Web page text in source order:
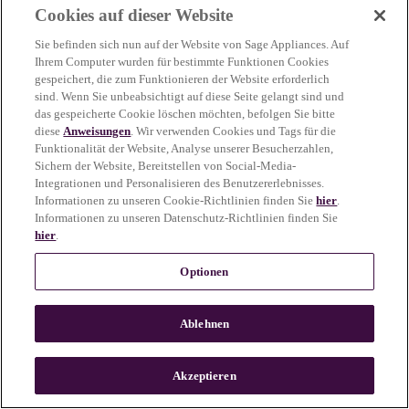
more information)
n
Cookies auf dieser Website
Sie befinden sich nun auf der Website von Sage Appliances. Auf
Ihrem Computer wurden für bestimmte Funktionen Cookies
gespeichert, die zum Funktionieren der Website erforderlich
sind. Wenn Sie unbeabsichtigt auf diese Seite gelangt sind und
das gespeicherte Cookie löschen möchten, befolgen Sie bitte
dieseAnweisungen. Wir verwenden Cookies und Tags für die
Funktionalität der Website, Analyse unserer Besucherzahlen,
Sichern der Website, Bereitstellen von Social-Media-
Integrationen und Personalisieren des Benutzererlebnisses.
Informationen zu unseren Cookie-Richtlinien finden Siehier.
Informationen zu unseren Datenschutz-Richtlinien finden Sie
hier.
Optionen
Ablehnen
Akzeptieren